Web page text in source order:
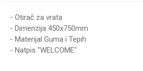
- Otirač za vrata
- Dimenzija 450x750mm
- Materijal Guma i Tepih
- Natpis "WELCOME"